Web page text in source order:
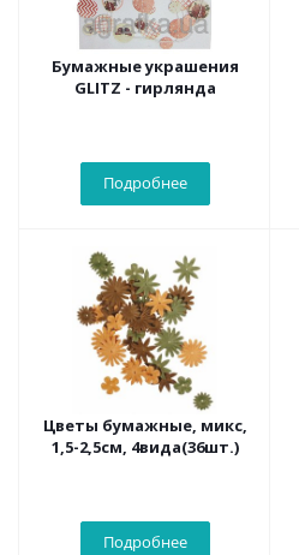
Бумажные украшения
GLITZ - гирлянда
Подробнее
Цветы бумажные, микс,
1,5-2,5см, 4вида(36шт.)
Подробнее